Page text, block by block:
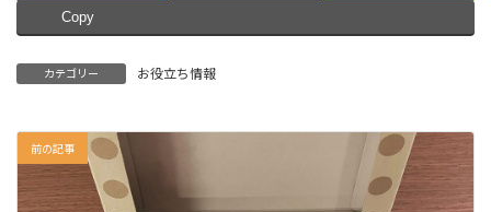
Copy
カテゴリー お役立ち情報
前の記事